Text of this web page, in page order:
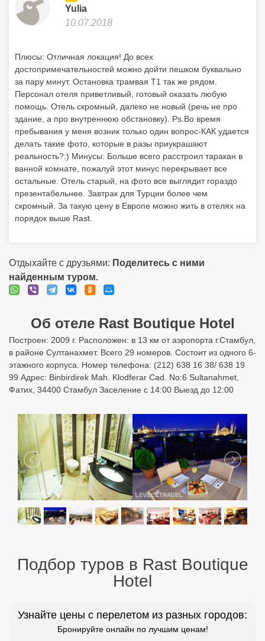
Yulia
10.07.2018
Плюсы: Отличная локация! До всех
достопримечательностей можно дойти пешком буквально
за пару минут. Остановка трамвая Т1 так же рядом.
Персонал отеля приветливый, готовый оказать любую
помощь. Отель скромный, далеко не новый (речь не про
здание, а про внутреннюю обстановку). Ps.Во время
пребывания у меня возник только один вопрос-КАК удается
делать такие фото, которые в разы приукрашают
реальность?:) Минусы: Больше всего расстроил таракан в
ванной комнате, пожалуй этот минус перекрывает все
остальные. Отель старый, на фото все выглядит гораздо
презентабельнее. Завтрак для Турции более чем
скромный. За такую цену в Европе можно жить в отелях на
порядок выше Rast.
Отдыхайте с друзьями: Поделитесь с ними
найденным туром.
Об отеле Rast Boutique Hotel
Построен: 2009 г. Расположен: в 13 км от аэропорта г.Стамбул,
в районе Султанахмет. Всего 29 номеров. Состоит из одного 6-
этажного корпуса. Номер телефона: (212) 638 16 38/ 638 19
99 Адрес: Binbirdirek Mah. Klodferar Cad. No:6 Sultanahmet,
Фатих, 34400 Стамбул Заселение с 14:00 Выезд до 12:00
Подбор туров в Rast Boutique
Hotel
Узнайте цены с перелетом из разных городов:
Бронируйте онлайн по лучшим ценам!